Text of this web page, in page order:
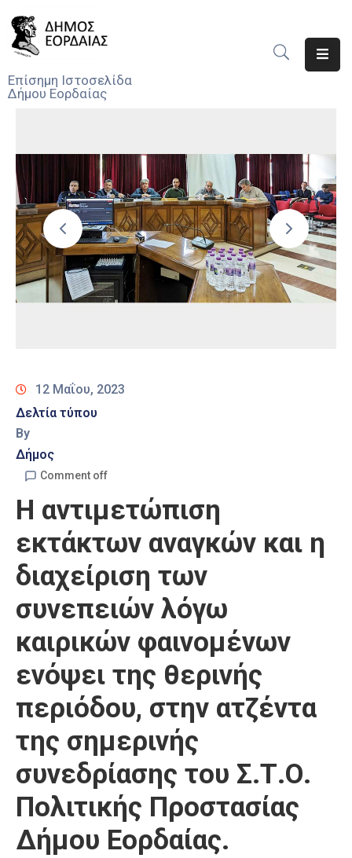
Επίσημη Ιστοσελίδα
Δήμου Εορδαίας
Νέα
Υπηρεσίες
Του
Δήμου
Προσκλήσεις
Αποφάσεις
12 Μαΐου, 2023
Δελτία τύπου
By
Δήμος
Comment off
Η αντιμετώπιση
εκτάκτων αναγκών και η
διαχείριση των
συνεπειών λόγω
καιρικών φαινομένων
ενόψει της θερινής
περιόδου, στην ατζέντα
της σημερινής
συνεδρίασης του Σ.Τ.Ο.
Πολιτικής Προστασίας
Δήμου Εορδαίας.